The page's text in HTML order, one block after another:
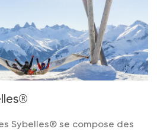
Sybelles® se compose des